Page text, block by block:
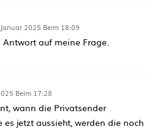
2025 Beim 18:09
auf meine Frage.
Beim 17:28
wann die Privatsender
es jetzt aussieht, werden die noch